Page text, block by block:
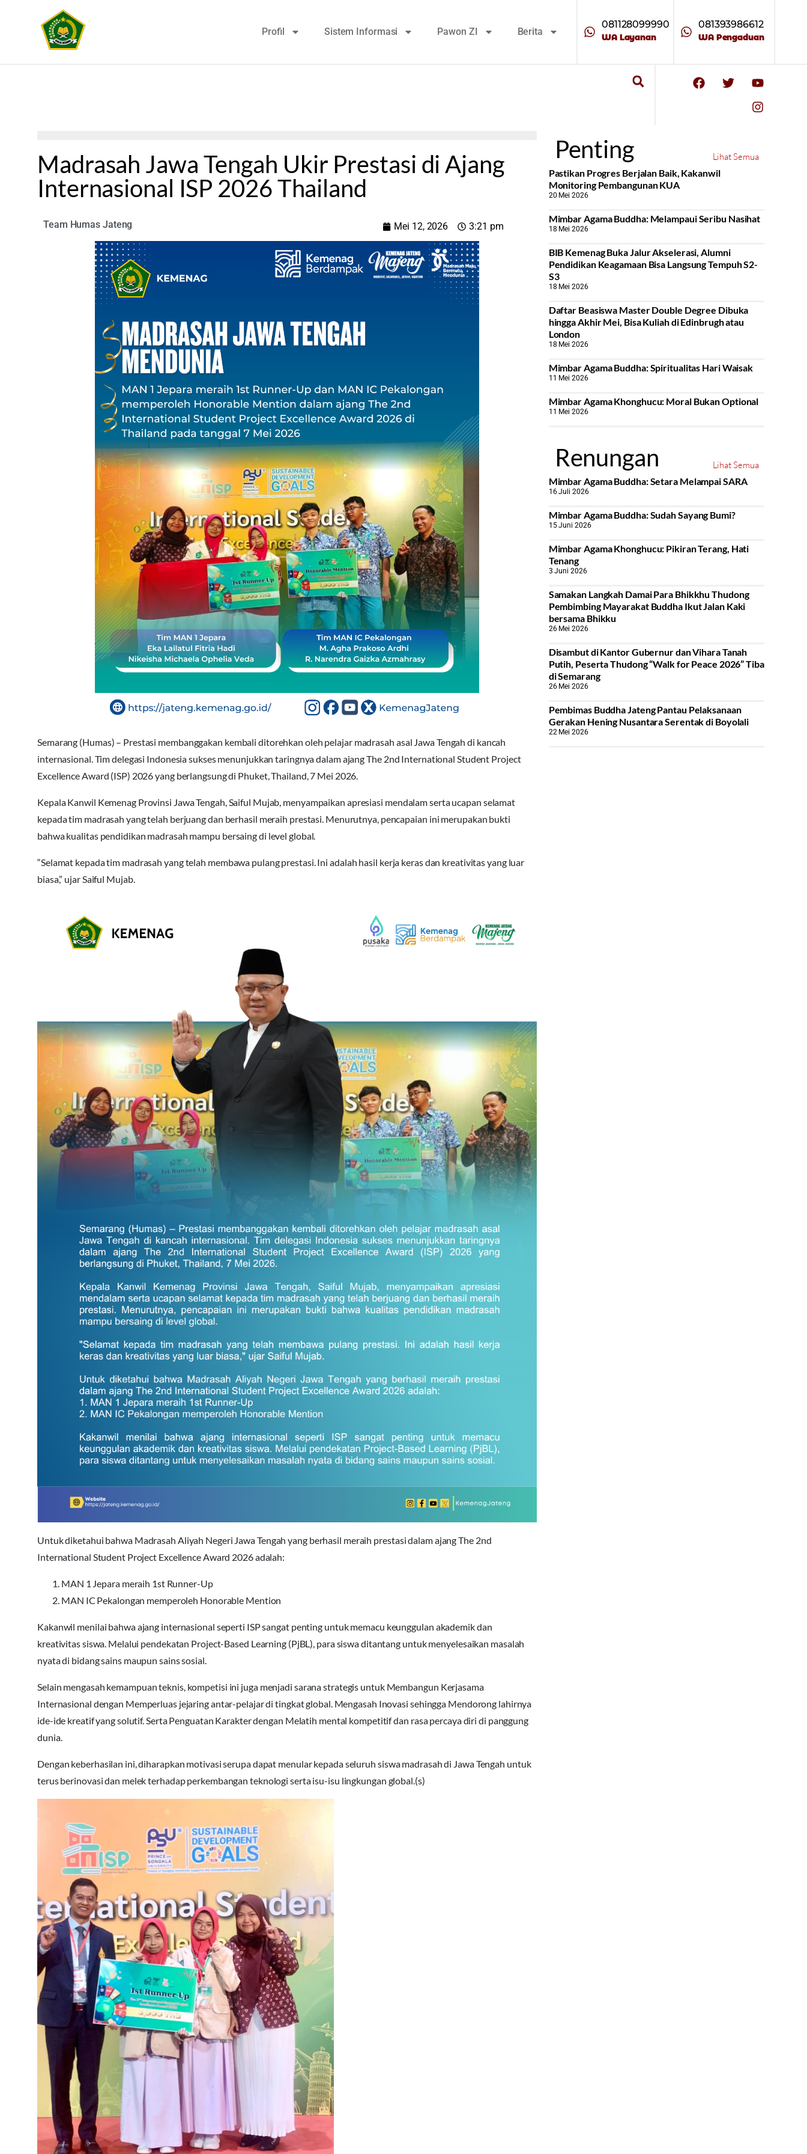
Profil Sistem Informasi Pawon ZI Berita
081128099990
WA Layanan
081393986612
WA Pengaduan
Madrasah Jawa Tengah Ukir Prestasi di Ajang
Internasional ISP 2026 Thailand
Team Humas Jateng Mei 12, 2026 3:21 pm
Semarang (Humas) – Prestasi membanggakan kembali ditorehkan oleh pelajar madrasah asal Jawa Tengah di kancah
internasional. Tim delegasi Indonesia sukses menunjukkan taringnya dalam ajang The 2nd International Student Project
Excellence Award (ISP) 2026 yang berlangsung di Phuket, Thailand, 7 Mei 2026.
Kepala Kanwil Kemenag Provinsi Jawa Tengah, Saiful Mujab, menyampaikan apresiasi mendalam serta ucapan selamat
kepada tim madrasah yang telah berjuang dan berhasil meraih prestasi. Menurutnya, pencapaian ini merupakan bukti
bahwa kualitas pendidikan madrasah mampu bersaing di level global.
“Selamat kepada tim madrasah yang telah membawa pulang prestasi. Ini adalah hasil kerja keras dan kreativitas yang luar
biasa,” ujar Saiful Mujab.
Untuk diketahui bahwa Madrasah Aliyah Negeri Jawa Tengah yang berhasil meraih prestasi dalam ajang The 2nd
International Student Project Excellence Award 2026 adalah:
MAN 1 Jepara meraih 1st Runner-Up
MAN IC Pekalongan memperoleh Honorable Mention
Kakanwil menilai bahwa ajang internasional seperti ISP sangat penting untuk memacu keunggulan akademik dan
kreativitas siswa. Melalui pendekatan Project-Based Learning (PjBL), para siswa ditantang untuk menyelesaikan masalah
nyata di bidang sains maupun sains sosial.
Selain mengasah kemampuan teknis, kompetisi ini juga menjadi sarana strategis untuk Membangun Kerjasama
Internasional dengan Memperluas jejaring antar-pelajar di tingkat global. Mengasah Inovasi sehingga Mendorong lahirnya
ide-ide kreatif yang solutif. Serta Penguatan Karakter dengan Melatih mental kompetitif dan rasa percaya diri di panggung
dunia.
Dengan keberhasilan ini, diharapkan motivasi serupa dapat menular kepada seluruh siswa madrasah di Jawa Tengah untuk
terus berinovasi dan melek terhadap perkembangan teknologi serta isu-isu lingkungan global.(s)
Penting
Lihat Semua
Pastikan Progres Berjalan Baik, Kakanwil
Monitoring Pembangunan KUA
20 Mei 2026
Mimbar Agama Buddha: Melampaui Seribu Nasihat
18 Mei 2026
BIB Kemenag Buka Jalur Akselerasi, Alumni
Pendidikan Keagamaan Bisa Langsung Tempuh S2-
S3
18 Mei 2026
Daftar Beasiswa Master Double Degree Dibuka
hingga Akhir Mei, Bisa Kuliah di Edinbrugh atau
London
18 Mei 2026
Mimbar Agama Buddha: Spiritualitas Hari Waisak
11 Mei 2026
Mimbar Agama Khonghucu: Moral Bukan Optional
11 Mei 2026
Renungan
Lihat Semua
Mimbar Agama Buddha: Setara Melampai SARA
16 Juli 2026
Mimbar Agama Buddha: Sudah Sayang Bumi?
15 Juni 2026
Mimbar Agama Khonghucu: Pikiran Terang, Hati
Tenang
3 Juni 2026
Samakan Langkah Damai Para Bhikkhu Thudong
Pembimbing Mayarakat Buddha Ikut Jalan Kaki
bersama Bhikku
26 Mei 2026
Disambut di Kantor Gubernur dan Vihara Tanah
Putih, Peserta Thudong “Walk for Peace 2026” Tiba
di Semarang
26 Mei 2026
‎Pembimas Buddha Jateng Pantau Pelaksanaan
Gerakan Hening Nusantara Serentak di Boyolali
22 Mei 2026